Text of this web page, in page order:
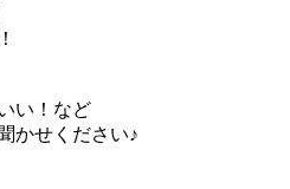
い！など
かせください♪